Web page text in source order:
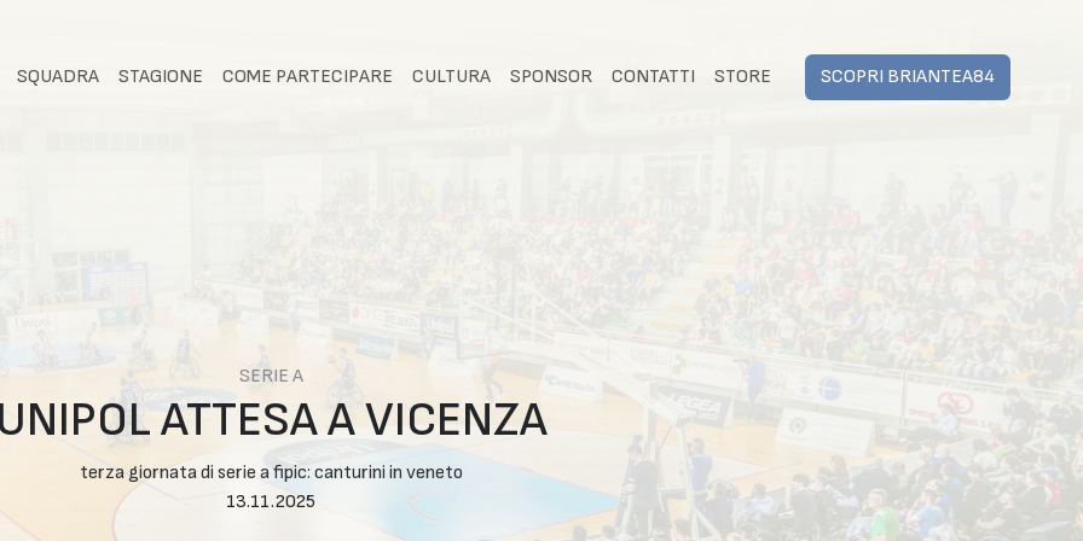
SQUADRA STAGIONE COME PARTECIPARE CULTURA SPONSOR CONTATTI STORE SCOPRI BRIANTEA84
SERIE A
ATTESA A VICENZA
terza giornata di serie a fipic: canturini in veneto
13.11.2025